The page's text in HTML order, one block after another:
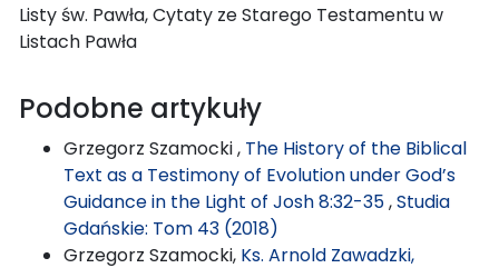
Listy św. Pawła, Cytaty ze Starego Testamentu w
Listach Pawła
Podobne artykuły
Grzegorz Szamocki , The History of the Biblical
Text as a Testimony of Evolution under God’s
Guidance in the Light of Josh 8:32-35,Studia
Gdańskie: Tom 43 (2018)
Grzegorz Szamocki, Ks. Arnold Zawadzki,